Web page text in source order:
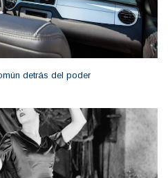
detrás del poder